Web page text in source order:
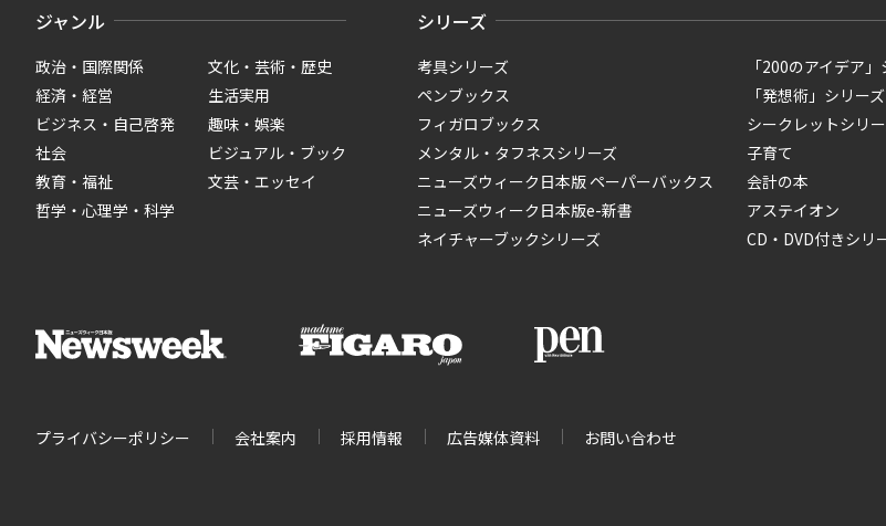
ジャンル
政治・国際関係
経済・経営
ビジネス・自己啓発
社会
教育・福祉
哲学・心理学・科学
文化・芸術・歴史
生活実用
趣味・娯楽
ビジュアル・ブック
文芸・エッセイ
シリーズ
考具シリーズ
ペンブックス
フィガロブックス
メンタル・タフネスシリーズ
ニューズウィーク日本版 ペーパーバックス
ニューズウィーク日本版e-新書
ネイチャーブックシリーズ
「200のアイデア
「発想術」シリーズ
シークレットシリ
子育て
会計の本
アステイオン
CD・DVD付きシリ
プライバシーポリシー 会社案内 採用情報 広告媒体資料 お問い合わせ